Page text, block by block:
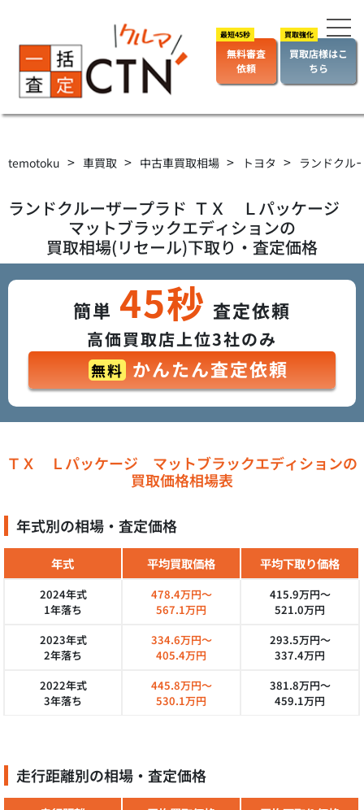
無料審査
依頼
買取店様はこ
ちら
temotoku > 車買取 > 中古車買取相場 > トヨタ > ランドクル
ランドクルーザープラド ＴＸ Ｌパッケージ
マットブラックエディションの
買取相場(リセール)下取り・査定価格
簡単 45秒 査定依頼
高価買取店上位3社のみ
無料 かんたん査定依頼
ＴＸ Ｌパッケージ マットブラックエディションの
買取価格相場表
年式別の相場・査定価格
年式 平均買取価格 平均下取り価格
2024年式
1年落ち
478.4万円～
567.1万円
415.9万円～
521.0万円
2023年式
2年落ち
334.6万円～
405.4万円
293.5万円～
337.4万円
2022年式
3年落ち
445.8万円～
530.1万円
381.8万円～
459.1万円
走行距離別の相場・査定価格